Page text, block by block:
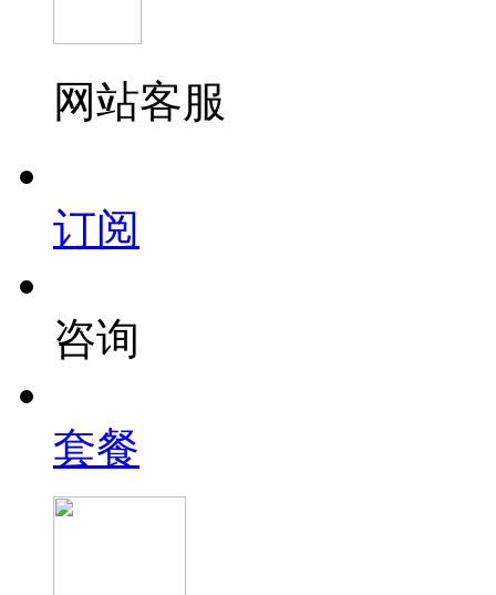
网站客服
订阅
咨询
套餐